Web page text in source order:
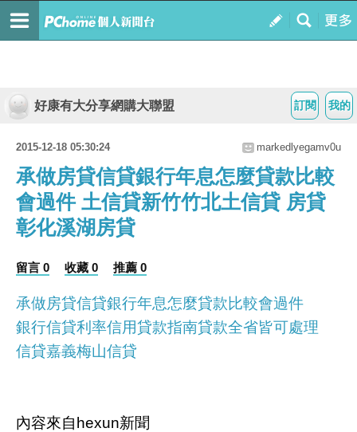
我的
訂閱
好康有大分享網購大聯盟
2015-12-18 05:30:24 markedlyegamv0u
承做房貸信貸銀行年息怎麼貸款比較
會過件 土信貸新竹竹北土信貸 房貸
彰化溪湖房貸
留言 0 收藏 0 推薦 0
承做房貸信貸銀行年息怎麼貸款比較會過件
銀行信貸利率信用貸款指南貸款全省皆可處理
信貸嘉義梅山信貸
內容來自hexun新聞